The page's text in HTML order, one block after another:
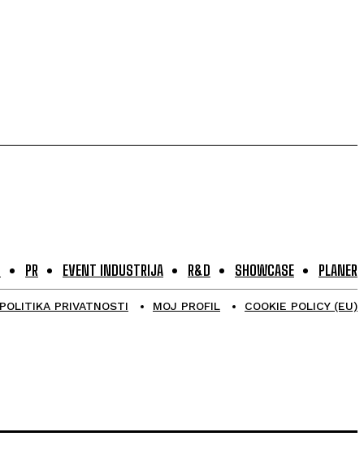
PR EVENT INDUSTRIJA R&D SHOWCASE PLANER
PRIVATNOSTI MOJ PROFIL COOKIE POLICY (EU)